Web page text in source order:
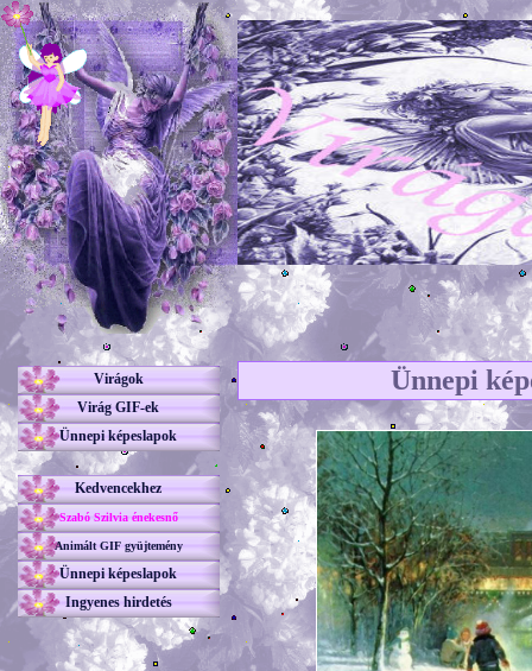
Virágok
Virág GIF-ek
Ünnepi képeslapok
Kedvencekhez
Szabó Szilvia énekesnő
Animált GIF gyüjtemény
Ünnepi képeslapok
Ingyenes hirdetés
Ünnepi